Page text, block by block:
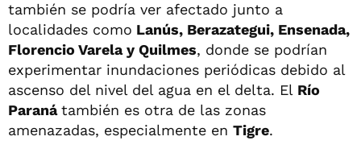
también se podría ver afectado junto a
localidades como Lanús, Berazategui, Ensenada,
Florencio Varela y Quilmes, donde se podrían
experimentar inundaciones periódicas debido al
ascenso del nivel del agua en el delta. El Río
Paranátambién es otra de las zonas
amenazadas, especialmente en Tigre.